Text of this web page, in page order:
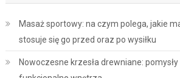
Masaż sportowy: na czym polega, jakie
stosuje się go przed oraz po wysiłku
Nowoczesne krzesła drewniane: